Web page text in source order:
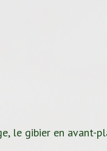
le gibier en avant-